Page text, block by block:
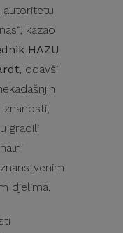
autoritetu
kazao
HAZU
, odavši
znanosti,
gradili
djelima.